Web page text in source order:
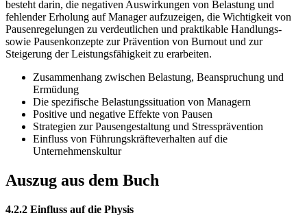
besteht darin, die negativen Auswirkungen von Belastung und
fehlender Erholung auf Manager aufzuzeigen, die Wichtigkeit von
Pausenregelungen zu verdeutlichen und praktikable Handlungs-
sowie Pausenkonzepte zur Prävention von Burnout und zur
Steigerung der Leistungsfähigkeit zu erarbeiten.
Zusammenhang zwischen Belastung, Beanspruchung und
Ermüdung
Die spezifische Belastungssituation von Managern
Positive und negative Effekte von Pausen
Strategien zur Pausengestaltung und Stressprävention
Einfluss von Führungskräfteverhalten auf die
Unternehmenskultur
Auszug aus dem Buch
4.2.2 Einfluss auf die Physis